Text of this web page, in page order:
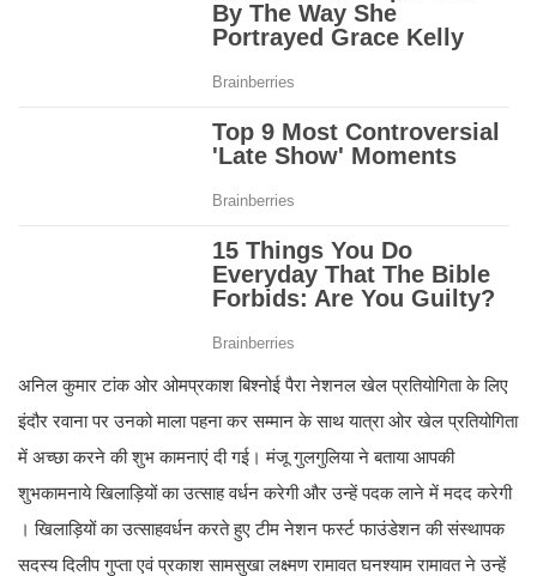
अनिल कुमार टांक ओर ओमप्रकाश बिश्नोई पैरा नेशनल खेल प्रतियोगिता के लिए
इंदौर रवाना पर उनको माला पहना कर सम्मान के साथ यात्रा ओर खेल प्रतियोगिता
में अच्छा करने की शुभ कामनाएं दी गई। मंजू गुलगुलिया ने बताया आपकी
शुभकामनाये खिलाड़ियों का उत्साह वर्धन करेगी और उन्हें पदक लाने में मदद करेगी
। खिलाड़ियों का उत्साहवर्धन करते हुए टीम नेशन फर्स्ट फाउंडेशन की संस्थापक
सदस्य दिलीप गुप्ता एवं प्रकाश सामसुखा लक्ष्मण रामावत घनश्याम रामावत ने उन्हें